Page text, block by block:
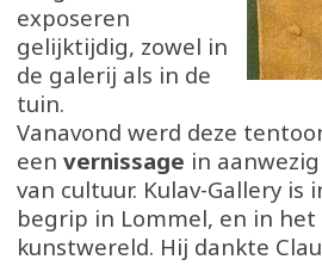
exposeren
gelijktijdig, zowel in
de galerij als in de
tuin.
Vanavond werd deze
een vernissage in
van cultuur. Kulav-Gallery
begrip in Lommel, en in
kunstwereld. Hij dankte